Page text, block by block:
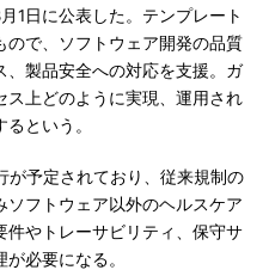
1日に公表した。テンプレート
ので、ソフトウェア開発の品質
製品安全への対応を支援。ガ
ス上どのように実現、運用され
という。
予定されており、従来規制の
フトウェア以外のヘルスケア
件やトレーサビリティ、保守サ
必要になる。